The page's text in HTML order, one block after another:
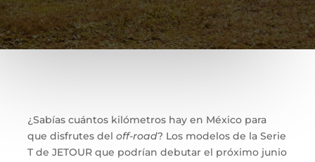
¿Sabías cuántos kilómetros hay en México para
que disfrutes deloff-road? Los modelos de la Serie
T de JETOUR que podrían debutar el próximo junio